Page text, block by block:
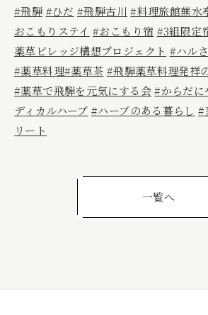
#飛騨 #ひだ #飛騨古川 #料理旅館蕪水
おこもりステイ #おこもり宿 #3組限定
薬草ビレッジ構想プロジェクト #ハル
#薬草料理#薬草茶 #飛騨薬草料理発祥
#薬草で飛騨を元気にする会 #からだに
ディカルハーブ #ハーブのある暮らし #
リート
一覧へ